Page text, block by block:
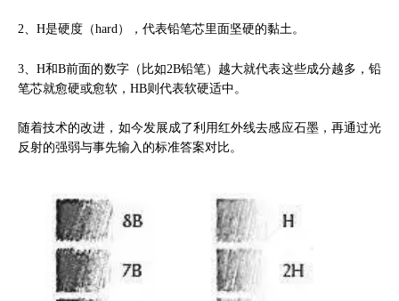
2、H是硬度（hard），代表铅笔芯里面坚硬的黏土。
3、H和B前面的数字（比如2B铅笔）越大就代表这些成分越多，铅
笔芯就愈硬或愈软，HB则代表软硬适中。
随着技术的改进，如今发展成了利用红外线去感应石墨，再通过光
反射的强弱与事先输入的标准答案对比。